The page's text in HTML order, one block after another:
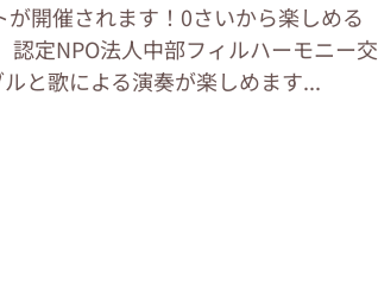
開催されます！0さいから楽しめる
定NPO法人中部フィルハーモニー交
と歌による演奏が楽しめます...